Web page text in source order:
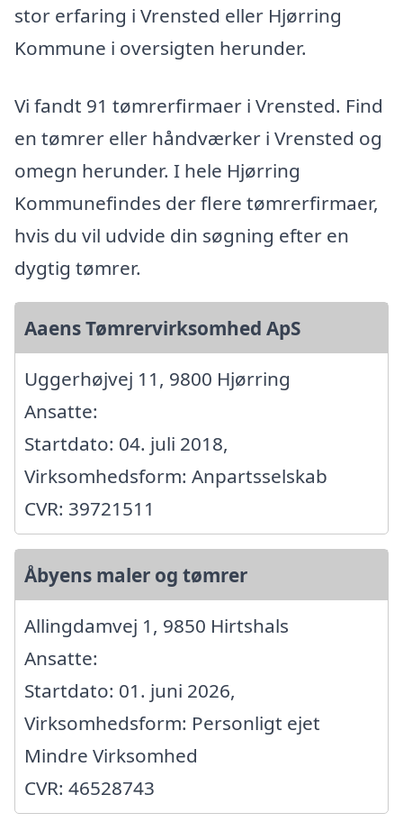
stor erfaring i Vrensted eller Hjørring
Kommune i oversigten herunder.
Vi fandt 91 tømrerfirmaer i Vrensted. Find
en tømrer eller håndværker i Vrensted og
omegn herunder. I hele Hjørring
Kommunefindes der flere tømrerfirmaer,
hvis du vil udvide din søgning efter en
dygtig tømrer.
Aaens Tømrervirksomhed ApS
Uggerhøjvej 11, 9800 Hjørring
Ansatte:
Startdato: 04. juli 2018,
Virksomhedsform: Anpartsselskab
CVR: 39721511
Åbyens maler og tømrer
Allingdamvej 1, 9850 Hirtshals
Ansatte:
Startdato: 01. juni 2026,
Virksomhedsform: Personligt ejet
Mindre Virksomhed
CVR: 46528743